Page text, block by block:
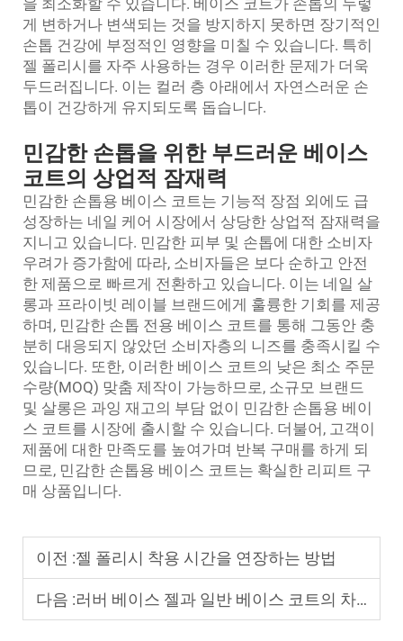
을 최소화할 수 있습니다. 베이스 코트가 손톱의 누렇
게 변하거나 변색되는 것을 방지하지 못하면 장기적인
손톱 건강에 부정적인 영향을 미칠 수 있습니다. 특히
젤 폴리시를 자주 사용하는 경우 이러한 문제가 더욱
두드러집니다. 이는 컬러 층 아래에서 자연스러운 손
톱이 건강하게 유지되도록 돕습니다.
민감한 손톱을 위한 부드러운 베이스
코트의 상업적 잠재력
민감한 손톱용 베이스 코트는 기능적 장점 외에도 급
성장하는 네일 케어 시장에서 상당한 상업적 잠재력을
지니고 있습니다. 민감한 피부 및 손톱에 대한 소비자
우려가 증가함에 따라, 소비자들은 보다 순하고 안전
한 제품으로 빠르게 전환하고 있습니다. 이는 네일 살
롱과 프라이빗 레이블 브랜드에게 훌륭한 기회를 제공
하며, 민감한 손톱 전용 베이스 코트를 통해 그동안 충
분히 대응되지 않았던 소비자층의 니즈를 충족시킬 수
있습니다. 또한, 이러한 베이스 코트의 낮은 최소 주문
수량(MOQ) 맞춤 제작이 가능하므로, 소규모 브랜드
및 살롱은 과잉 재고의 부담 없이 민감한 손톱용 베이
스 코트를 시장에 출시할 수 있습니다. 더불어, 고객이
제품에 대한 만족도를 높여가며 반복 구매를 하게 되
므로, 민감한 손톱용 베이스 코트는 확실한 리피트 구
매 상품입니다.
이전 :젤 폴리시 착용 시간을 연장하는 방법
다음 :러버 베이스 젤과 일반 베이스 코트의 차이점은 무엇인가요?